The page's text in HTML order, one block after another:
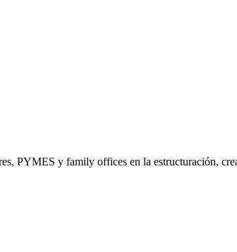
PYMES y family offices en la estructuración,